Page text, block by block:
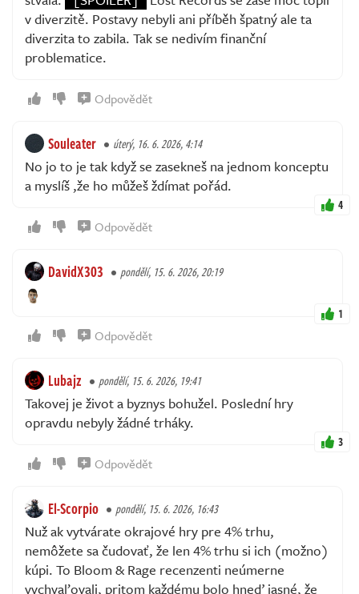
v diverzitě. Postavy nebyli ani příběh špatný ale ta
diverzita to zabila. Tak se nedivím finanční
problematice.
Odpovědět
Souleater úterý, 16. 6. 2026, 4:14
No jo to je tak když se zasekneš na jednom konceptu
a myslíš ,že ho můžeš ždímat pořád.
4
Odpovědět
DavidX303 pondělí, 15. 6. 2026, 20:19
1
Odpovědět
Lubajz pondělí, 15. 6. 2026, 19:41
Takovej je život a byznys bohužel. Poslední hry
opravdu nebyly žádné trháky.
3
Odpovědět
El-Scorpio pondělí, 15. 6. 2026, 16:43
Nuž ak vytvárate okrajové hry pre 4% trhu,
nemôžete sa čudovať, že len 4% trhu si ich (možno)
kúpi. To Bloom & Rage recenzenti neúmerne
vychvaľovali, pritom každému bolo hneď jasné, že